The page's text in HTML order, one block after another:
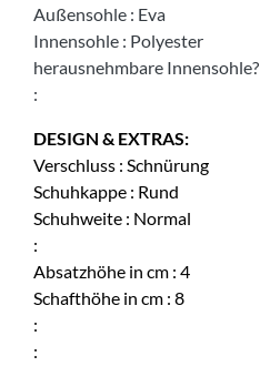
Außensohle : Eva
Innensohle : Polyester
herausnehmbare Innensohle?
:
DESIGN & EXTRAS:
Verschluss : Schnürung
Schuhkappe : Rund
Schuhweite : Normal
:
Absatzhöhe in cm : 4
Schafthöhe in cm : 8
:
: